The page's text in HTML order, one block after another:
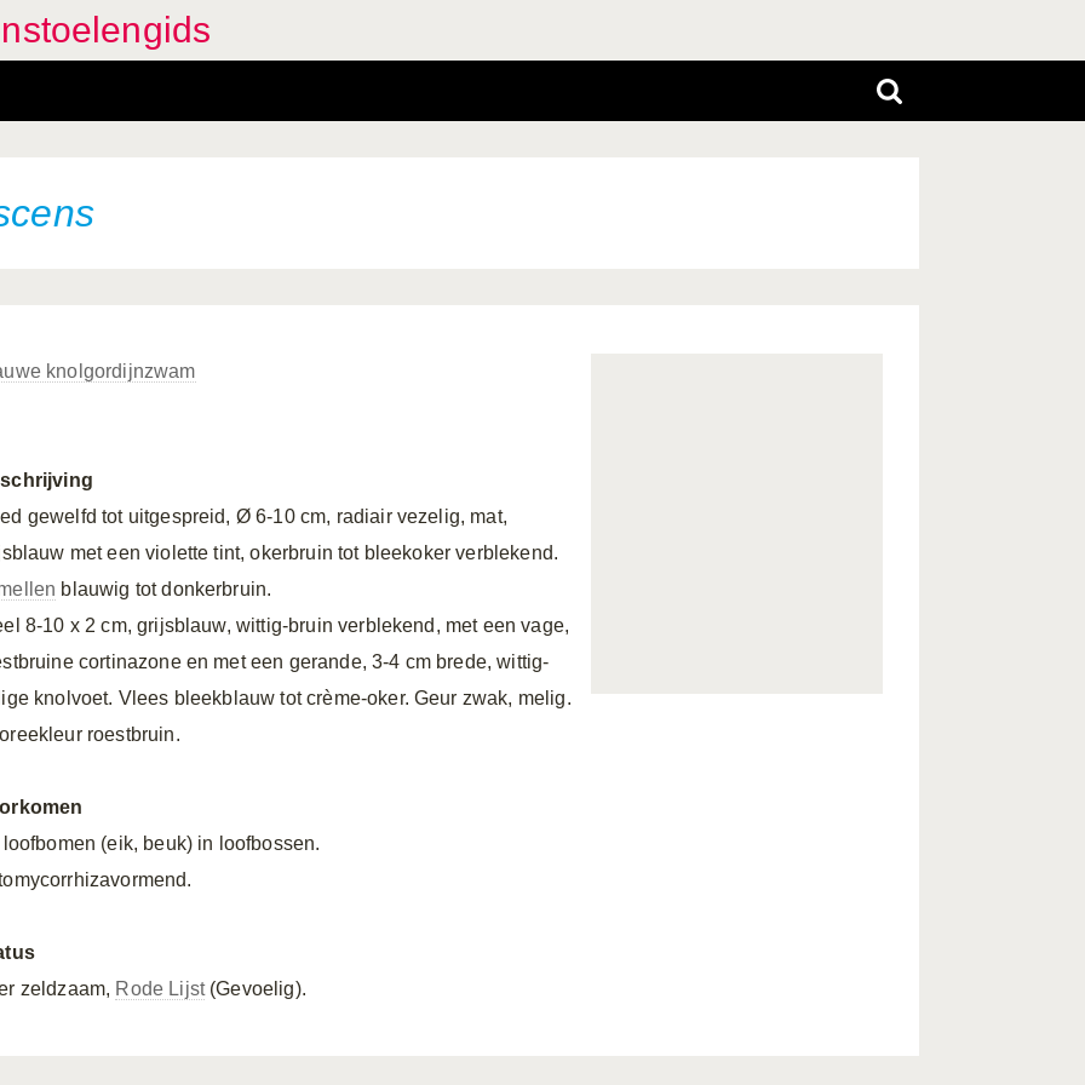
knolgordijnzwam
gewelfd tot uitgespreid, Ø 6-10 cm, radiair vezelig, mat,
met een violette tint, okerbruin tot bleekoker verblekend.
blauwig tot donkerbruin.
8-10 x 2 cm, grijsblauw, wittig-bruin verblekend, met een vage,
cortinazone en met een gerande, 3-4 cm brede, wittig-
knolvoet. Vlees bleekblauw tot crème-oker. Geur zwak, melig.
roestbruin.
loofbomen (eik, beuk) in loofbossen.
zeldzaam, Rode Lijst(Gevoelig).